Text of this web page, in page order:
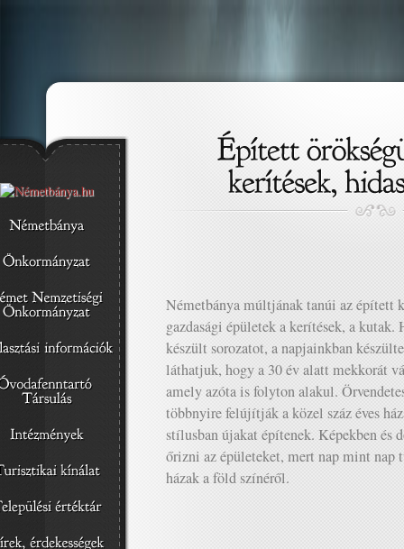
Németbánya múltjának tanúi az épített
gazdasági épületek a kerítések, a kutak.
készült sorozatot, a napjainkban
láthatjuk, hogy a 30 év alatt mekkorát
amely azóta is folyton alakul.
többnyire felújítják a közel száz éves
stílusban újakat építenek. Képekben és
őrizni az épületeket, mert nap mint nap
házak a föld színéről.